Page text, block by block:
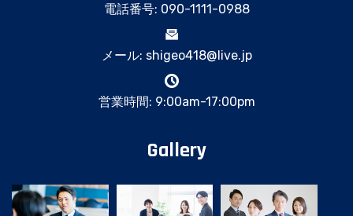
電話番号: 090-1111-0988
メール: shigeo418@live.jp
営業時間: 9:00am-17:00pm
Gallery